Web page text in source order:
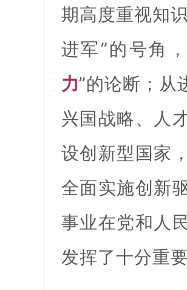
期高度重视知
进军”的号角
力”的论断；从
兴国战略、人
设创新型国家
全面实施创新
事业在党和人
发挥了十分